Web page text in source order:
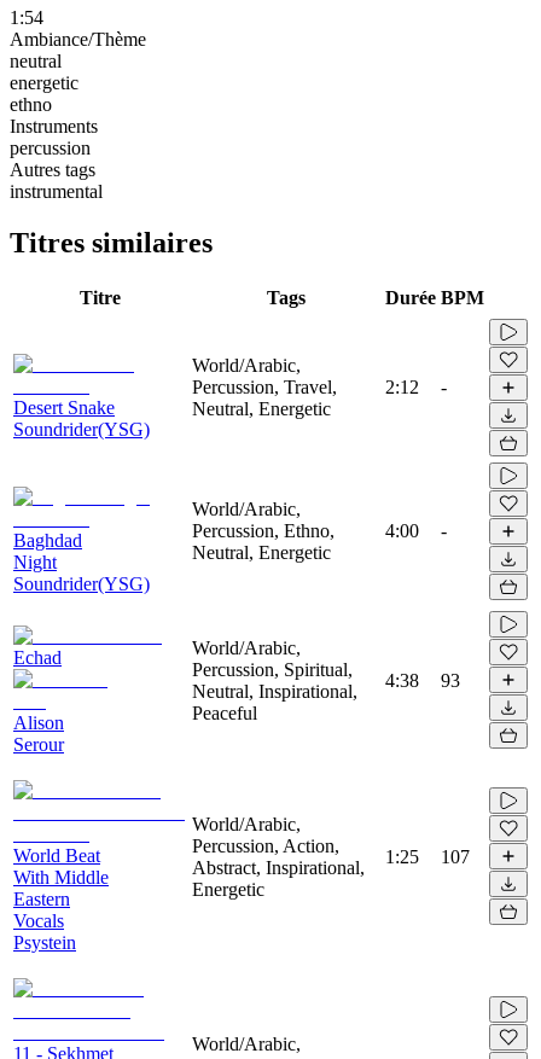
1:54
Ambiance/Thème
neutral
energetic
ethno
Instruments
percussion
Autres tags
instrumental
Titres similaires
Titre Tags Durée BPM
Desert Snake
Soundrider(YSG)
World/Arabic,
Percussion, Travel,
Neutral, Energetic
2:12 -
Baghdad
Night
Soundrider(YSG)
World/Arabic,
Percussion, Ethno,
Neutral, Energetic
4:00 -
Echad
Alison
Serour
World/Arabic,
Percussion, Spiritual,
Neutral, Inspirational,
Peaceful
4:38 93
World Beat
With Middle
Eastern
Vocals
Psystein
World/Arabic,
Percussion, Action,
Abstract, Inspirational,
Energetic
1:25 107
11 - Sekhmet
World/Arabic,